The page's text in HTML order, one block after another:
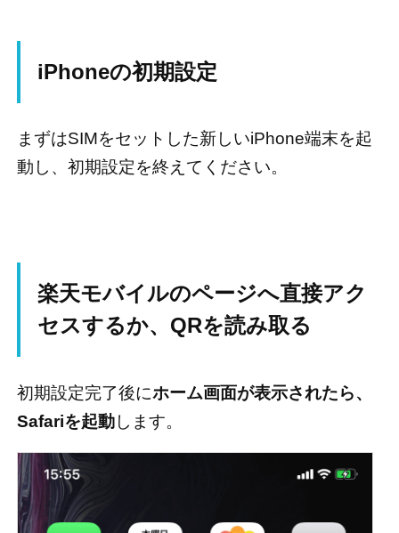
iPhoneの初期設定
まずはSIMをセットした新しいiPhone端末を起
動し、初期設定を終えてください。
楽天モバイルのページへ直接アク
セスするか、QRを読み取る
初期設定完了後にホーム画面が表示されたら、
Safariを起動します。